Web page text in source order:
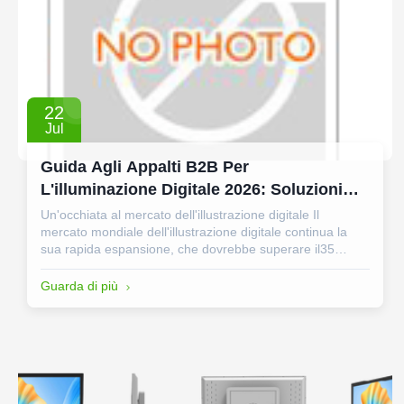
Jul
22
Guida Agli Appalti B2B Per
L'illuminazione Digitale 2026: Soluzioni
LCD A Barra Allungata, TV Portatili
Intelligenti E Display
Un'occhiata al mercato dell'illustrazione digitale Il
mercato mondiale dell'illustrazione digitale continua la
sua rapida espansione, che dovrebbe superare il35
miliardi di dollari entro il 2028Per gli acquirenti B2B di
tutta Europa, Nord America e Medio Oriente, il mercato
Guarda di più